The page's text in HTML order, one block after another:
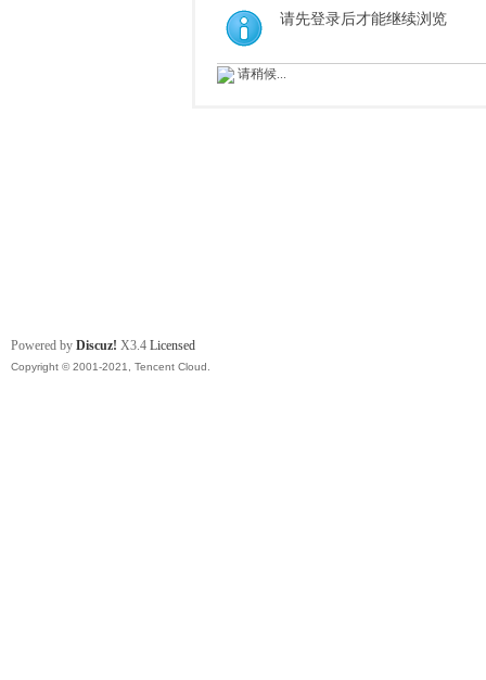
索
请先登录后才能继续浏览
请稍候...
Powered by Discuz! X3.4 Licensed
Copyright © 2001-2021, Tencent Cloud.